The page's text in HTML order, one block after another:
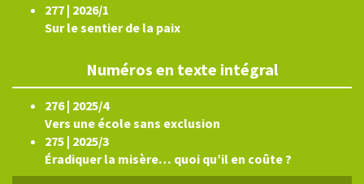
277 | 2026/1
Sur le sentier de la paix
Numéros en texte intégral
276 | 2025/4
Vers une école sans exclusion
275 | 2025/3
Éradiquer la misère… quoi qu’il en coûte ?